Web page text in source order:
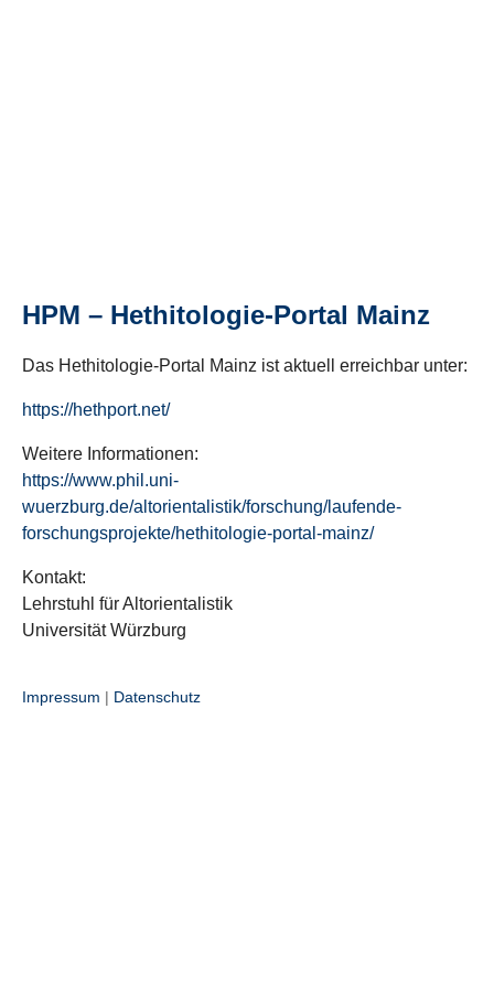
HPM – Hethitologie-Portal Mainz
Das Hethitologie-Portal Mainz ist aktuell erreichbar unter:
https://hethport.net/
Weitere Informationen:
https://www.phil.uni-
wuerzburg.de/altorientalistik/forschung/laufende-
forschungsprojekte/hethitologie-portal-mainz/
Kontakt:
Lehrstuhl für Altorientalistik
Universität Würzburg
Impressum | Datenschutz